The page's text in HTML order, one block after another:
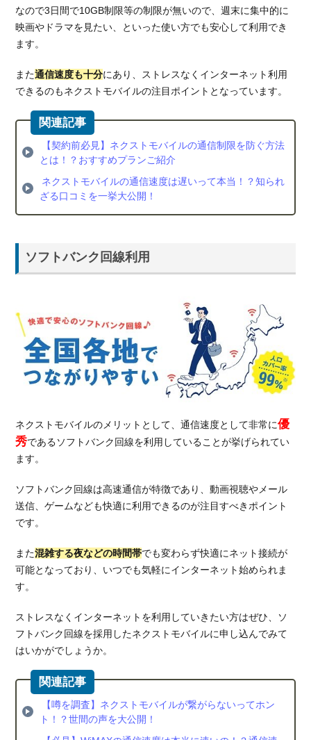
なので3日間で10GB制限等の制限が無いので、週末に集中的に
映画やドラマを見たい、といった使い方でも安心して利用でき
ます。
また通信速度も十分にあり、ストレスなくインターネット利用
できるのもネクストモバイルの注目ポイントとなっています。
【契約前必見】ネクストモバイルの通信制限を防ぐ方法
とは！？おすすめプランご紹介
ネクストモバイルの通信速度は遅いって本当！？知られ
ざる口コミを一挙大公開！
ソフトバンク回線利用
ネクストモバイルのメリットとして、通信速度として非常に優
秀であるソフトバンク回線を利用していることが挙げられてい
ます。
ソフトバンク回線は高速通信が特徴であり、動画視聴やメール
送信、ゲームなども快適に利用できるのが注目すべきポイント
です。
また混雑する夜などの時間帯でも変わらず快適にネット接続が
可能となっており、いつでも気軽にインターネット始められま
す。
ストレスなくインターネットを利用していきたい方はぜひ、ソ
フトバンク回線を採用したネクストモバイルに申し込んでみて
はいかがでしょうか。
【噂を調査】ネクストモバイルが繋がらないってホン
ト！？世間の声を大公開！